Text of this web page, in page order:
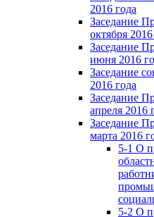
2016 года
Заседание
октября 2016
Заседание
июня 2016
Заседание
2016 года
Заседание
апреля 2016
Заседание
марта 2016
5-1 О
5-2 О